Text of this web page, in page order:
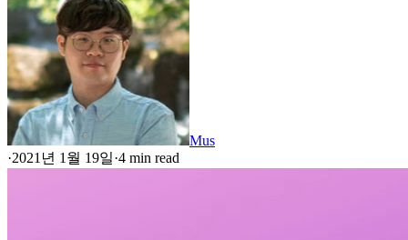
Mus
·2021년 1월 19일·4 min read